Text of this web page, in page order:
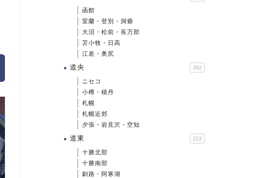
函館
室蘭・登別・洞爺
大沼・松前・長万部
苫小牧・日高
江差・奥尻
道央 392
ニセコ
小樽・積丹
札幌
札幌近郊
夕張・岩見沢・空知
道東 213
十勝北部
十勝南部
釧路・阿寒湖